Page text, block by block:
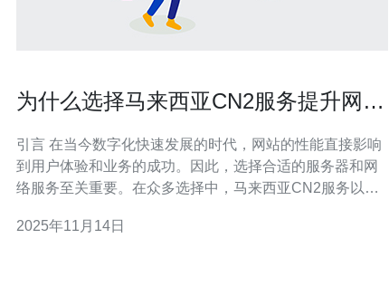
为什么选择马来西亚CN2服务提升网站
引言 在当今数字化快速发展的时代，网站的性能直接影响
到用户体验和业务的成功。因此，选择合适的服务器和网
络服务至关重要。在众多选择中，马来西亚CN2服务以其
将详细评测马来西亚CN2服务的优势，帮助企业和个人做
2025年11月14日